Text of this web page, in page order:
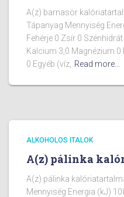
A(z) barnasör
Tápanyag Mennyiség
Fehérje 0 Zsír 0
Kalcium 3,0 Magnézium 0
0 Egyéb (víz, Read more…
ALKOHOLOS ITALOK
A(z) pálinka
A(z) pálinka
Mennyiség Energia (kJ)